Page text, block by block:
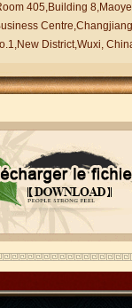
en langue Brad
d'étudier le Chinois à
405,Building 8,Maoye
Centre,Changjiang
District,Wuxi,